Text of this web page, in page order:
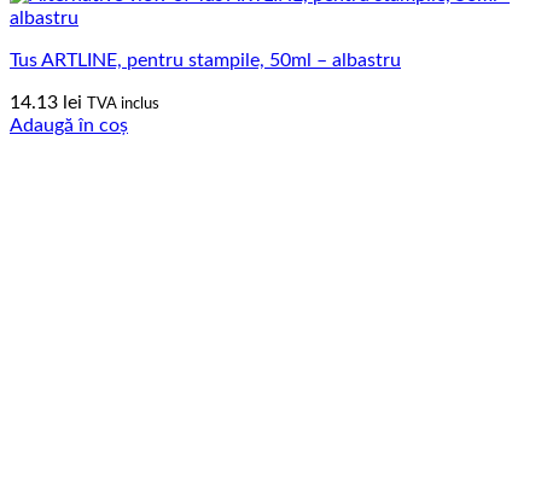
Tus ARTLINE, pentru stampile, 50ml – albastru
14.13 lei TVA inclus
Adaugă în coș